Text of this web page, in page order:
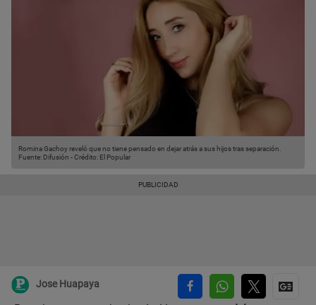
Romina Gachoy reveló que no tiene pensado en dejar atrás a sus hijos tras separación.
Fuente: Difusión -Crédito: El Popular
Jose Huapaya